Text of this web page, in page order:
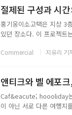
절제된 구성과 시
홍기웅이소고택은 지상 3
있던 장소다. 이 프로젝트
적인설계 요소로 작동한다
Commercial 지유리 기
앤티크와 벨 에포
Caf&eacute; hoooliday
이 아닌 서로 다른 여행지